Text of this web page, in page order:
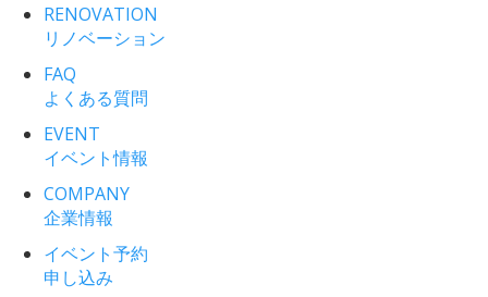
RENOVATION
リノベーション
FAQ
よくある質問
EVENT
イベント情報
COMPANY
企業情報
イベント予約
申し込み